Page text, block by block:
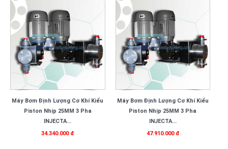
Máy Bơm Định Lượng Cơ Khí Kiểu
Piston Nhịp 25MM 3 Pha
INJECTA...
34.340.000 đ
Máy Bơm Định Lượng Cơ Khí Kiểu
Piston Nhịp 25MM 3 Pha
INJECTA...
47.910.000 đ